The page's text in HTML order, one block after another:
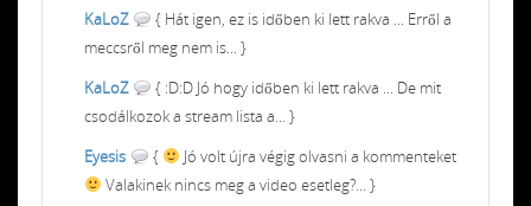
KaLoZ
{ Hát igen, ez is időben ki lett rakva ... Erről a
meccsről meg nem is... }
KaLoZ
{ :D:D Jó hogy időben ki lett rakva ... De mit
csodálkozok a stream lista a... }
Eyesis
{
Jó volt újra végig olvasni a kommenteket
Valakinek nincs meg a video esetleg?... }